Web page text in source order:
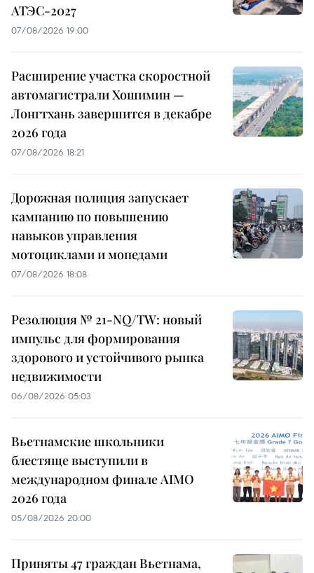
АТЭС-2027
07/08/2026 19:00
Расширение участка скоростной
автомагистрали Хошимин —
Лонгтхань завершится в декабре
2026 года
07/08/2026 18:21
Дорожная полиция запускает
кампанию по повышению
навыков управления
мотоциклами и мопедами
07/08/2026 18:08
Резолюция № 21-NQ/TW: новый
импульс для формирования
здорового и устойчивого рынка
недвижимости
06/08/2026 05:03
Вьетнамские школьники
блестяще выступили в
международном финале AIMO
2026 года
05/08/2026 20:00
Приняты 47 граждан Вьетнама,